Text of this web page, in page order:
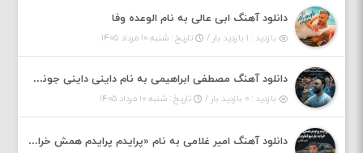
دانلود آهنگ ابی عالی به نام الوعده وفا
بازدید : ۱ بازدید بار / تاریخ : شنبه ۱۰ مرداد ۱۴۰۵
دانلود آهنگ مصطفی ابراهیمی به نام داینی داینی جونم قربون پنج تیر پرونم
بازدید : ۰ بازدید بار / تاریخ : شنبه ۱۰ مرداد ۱۴۰۵
دانلود آهنگ امیر غلامی به نام «پرایدم پرایدم همش خرابه یار نیو کنارم دیگه پولی نداروم (ریمیکس اینستاگرام)»